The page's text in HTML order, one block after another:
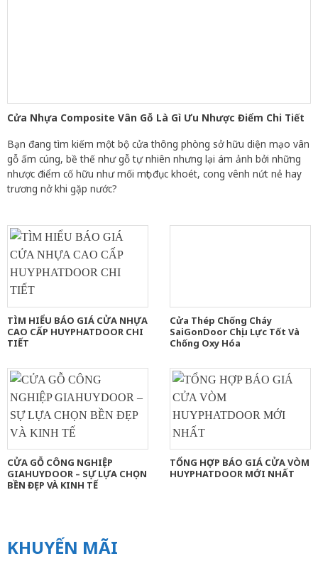
Cửa Nhựa Composite Vân Gỗ Là Gì Ưu Nhược Điểm Chi Tiết
Bạn đang tìm kiếm một bộ cửa thông phòng sở hữu diện mạo vân
gỗ ấm cúng, bề thế như gỗ tự nhiên nhưng lại ám ảnh bởi những
nhược điểm cố hữu như mối mọt đục khoét, cong vênh nứt nẻ hay
trương nở khi gặp nước?
TÌM HIỂU BÁO GIÁ CỬA NHỰA
CAO CẤP HUYPHATDOOR CHI
TIẾT
Cửa Thép Chống Cháy
SaiGonDoor Chịu Lực Tốt Và
Chống Oxy Hóa
CỬA GỖ CÔNG NGHIỆP
GIAHUYDOOR – SỰ LỰA CHỌN
BỀN ĐẸP VÀ KINH TẾ
TỔNG HỢP BÁO GIÁ CỬA VÒM
HUYPHATDOOR MỚI NHẤT
KHUYẾN MÃI